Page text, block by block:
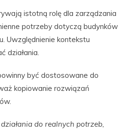
istotną rolę dla zarządzania
potrzeby dotyczą budynków
Uwzględnienie kontekstu
działania.
być dostosowane do
kopiowanie rozwiązań
do realnych potrzeb,